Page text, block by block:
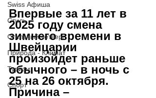
Swiss Афиша
Стиль
Стильный четверг
Природа - Климат
Туризм
Спорт
Впервые за 11 лет в
2025 году смена
зимнего времени в
Швейцарии
произойдет раньше
обычного – в ночь с
25 на 26 октября.
Причина –